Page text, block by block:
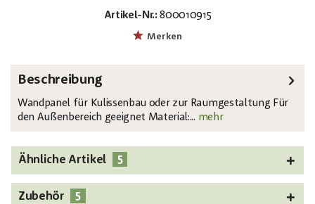
Artikel-Nr.: 800010915
Merken
Beschreibung
Wandpanel für Kulissenbau oder zur Raumgestaltung Für
den Außenbereich geeignet Material:... mehr
Ähnliche Artikel 5
Zubehör 5